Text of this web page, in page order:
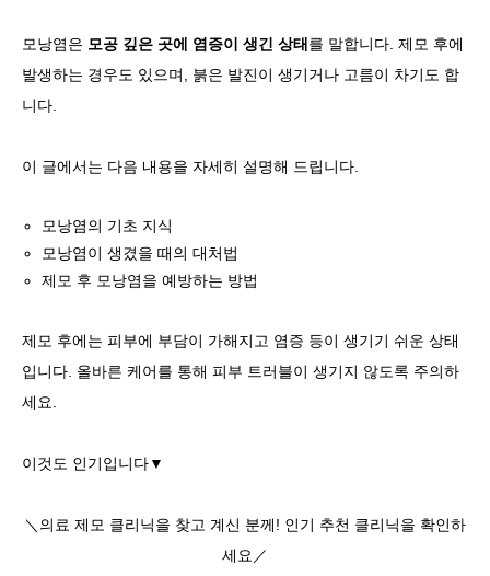
모낭염은 모공 깊은 곳에 염증이 생긴 상태 를 말합니다. 제모 후에
발생하는 경우도 있으며, 붉은 발진이 생기거나 고름이 차기도 합
니다.
이 글에서는 다음 내용을 자세히 설명해 드립니다.
모낭염의 기초 지식
모낭염이 생겼을 때의 대처법
제모 후 모낭염을 예방하는 방법
제모 후에는 피부에 부담이 가해지고 염증 등이 생기기 쉬운 상태
입니다. 올바른 케어를 통해 피부 트러블이 생기지 않도록 주의하
세요.
이것도 인기입니다▼
＼의료 제모 클리닉을 찾고 계신 분께! 인기 추천 클리닉을 확인하
세요／